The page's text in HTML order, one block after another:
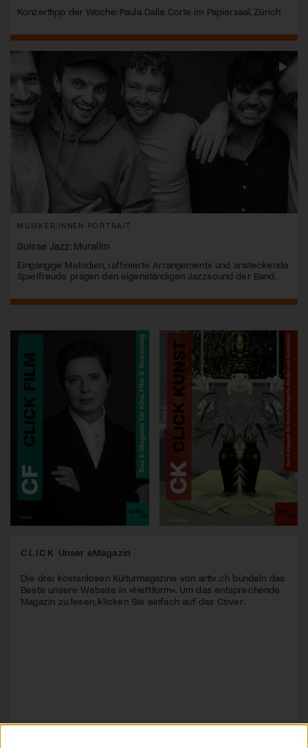
Konzerttipp der Woche: Paula Dalla Corte im Papiersaal, Zürich
MUSIKER:INNEN PORTRAIT
Suisse Jazz: Muralim
Eingängige Melodien, raffinierte Arrangements und ansteckende
Spielfreude prägen den eigenständigen Jazzsound der Band.
CLICK Unser eMagazin
Die drei kostenlosen Kulturmagazine von arttv.ch bündeln das
Beste unsere Website in «Heftform». Um das entsprechende
Magazin zu lesen, klicken Sie einfach auf das Cover.